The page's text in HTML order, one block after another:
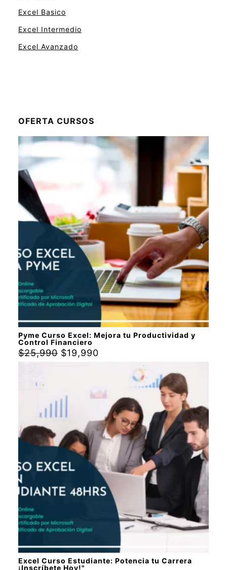
Excel Basico
Excel Intermedio
Excel Avanzado
OFERTA CURSOS
Pyme Curso Excel: Mejora tu Productividad y
Control Financiero
$25,990 $19,990
Excel Curso Estudiante: Potencia tu Carrera
¡Inscríbete Hoy!"